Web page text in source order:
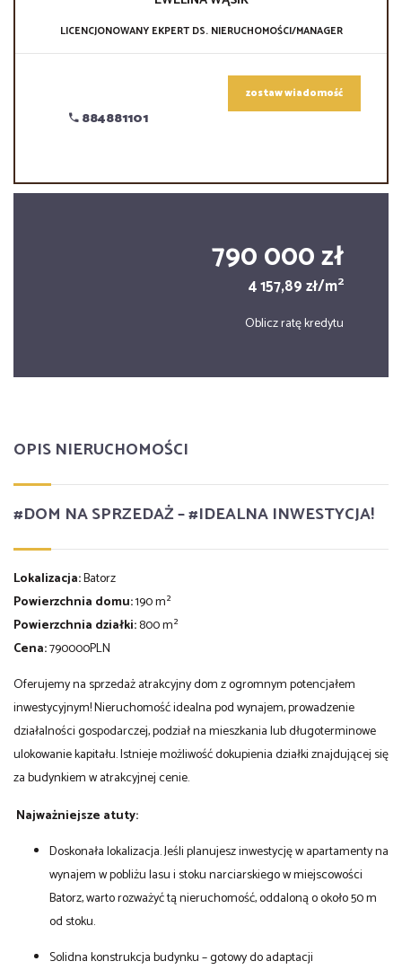
LICENCJONOWANY EKPERT DS. NIERUCHOMOŚCI/MANAGER
884881101
zostaw wiadomość
790 000 zł
4 157,89 zł/m2
Oblicz ratę kredytu
OPIS NIERUCHOMOŚCI
#DOM NA SPRZEDAŻ – #IDEALNA INWESTYCJA!
Lokalizacja:Batorz
Powierzchnia domu:190 m²
Powierzchnia działki:800 m²
Cena:790000PLN
Oferujemy na sprzedaż atrakcyjny dom z ogromnym potencjałem
inwestycyjnym! Nieruchomość idealna pod wynajem, prowadzenie
działalności gospodarczej, podział na mieszkania lub długoterminowe
ulokowanie kapitału. Istnieje możliwość dokupienia działki znajdującej się
za budynkiem w atrakcyjnej cenie.
Najważniejsze atuty:
Doskonała lokalizacja. Jeśli planujesz inwestycję w apartamenty na
wynajem w pobliżu lasu i stoku narciarskiego w miejscowości
Batorz, warto rozważyć tą nieruchomość, oddaloną o około 50 m
od stoku.
Solidna konstrukcja budynku – gotowy do adaptacji